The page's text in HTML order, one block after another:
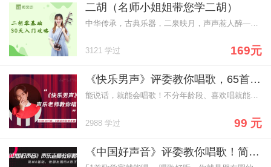
二胡（名师小姐姐带您学二胡）
中华传承，古典乐器，二泉映月，声声惹人醉——二胡零基础
3121 学过 169元
《快乐男声》评委教你唱歌，65首流行歌，0基础也能做麦霸！
能说话，就能会唱歌！不分年龄段、喜欢唱就能学！杨老师拥有百万粉丝，具有13年丰富的教学经验，高音、跑调、气息不稳都能轻松解决~
2988 学过 99 元
《中国好声音》评委教你唱歌！简单0基础，做朋友圈的K歌王！